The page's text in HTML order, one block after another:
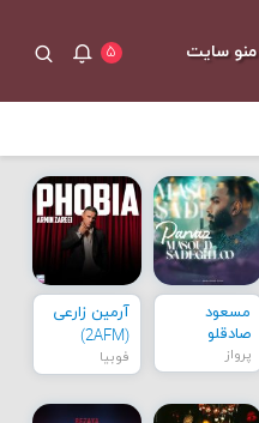
منو سایت ۵
مسعود
صادقلو
پرواز
آرمین زارعی
(2AFM)
فوبیا